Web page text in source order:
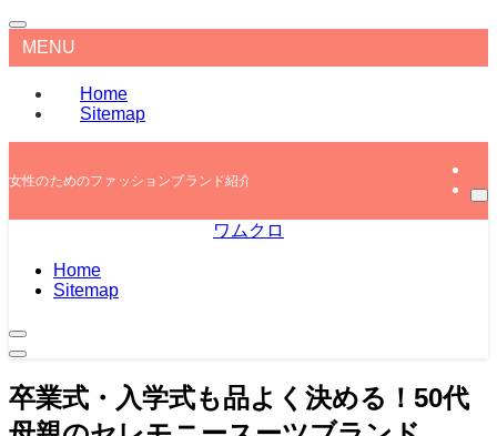
MENU
Home
Sitemap
女性のためのファッションブランド紹介
ワムクロ
Home
Sitemap
卒業式・入学式も品よく決める！50代